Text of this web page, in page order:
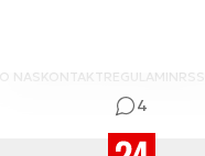
4
O NAS KONTAKTREGULAMINRSS